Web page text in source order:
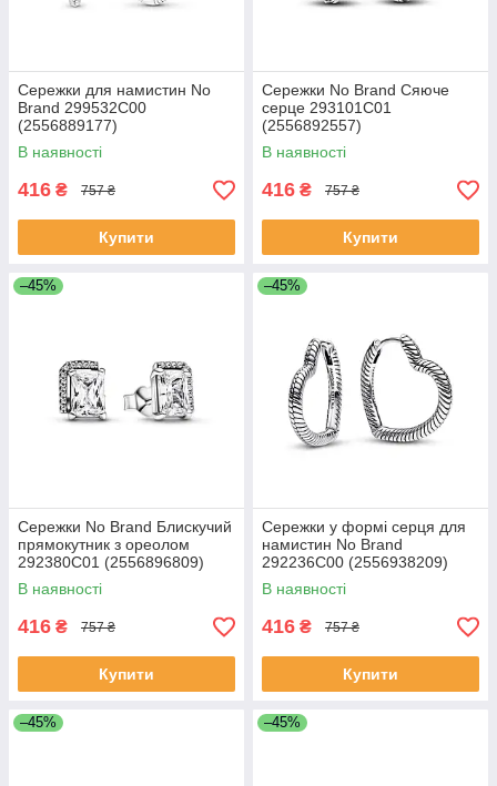
Сережки для намистин No
Brand 299532C00
(2556889177)
В наявності
416 ₴ 757 ₴
Купити
Сережки No Brand Сяюче
серце 293101C01
(2556892557)
В наявності
416 ₴ 757 ₴
Купити
–45%
Сережки No Brand Блискучий
прямокутник з ореолом
292380C01 (2556896809)
В наявності
416 ₴ 757 ₴
Купити
–45%
Сережки у формі серця для
намистин No Brand
292236C00 (2556938209)
В наявності
416 ₴ 757 ₴
Купити
–45% –45%